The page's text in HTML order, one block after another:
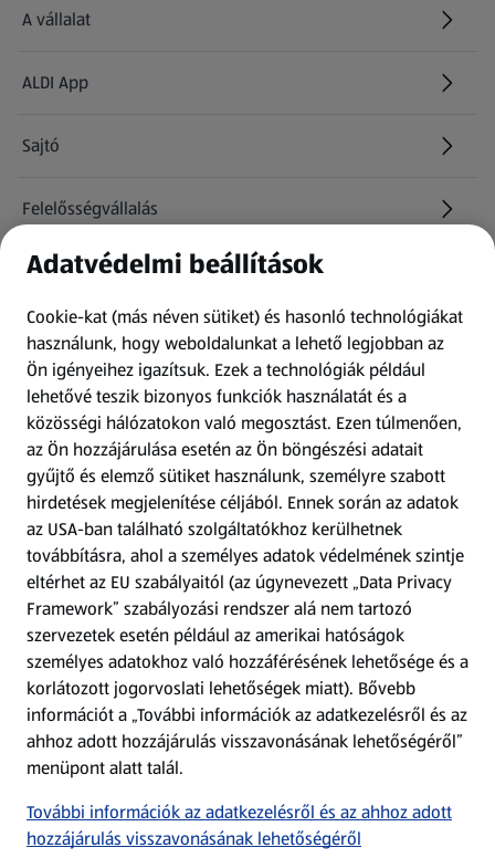
A vállalat
ALDI App
Sajtó
Felelősségvállalás
Információk
Kérdőív
Fizetési lehetőségek
ALDI utalványok
Árcsökkentés
Adattörlő alkalmazás
Szervizpont
(új oldalon nyílik meg)
Fedezz fel minket az interneten!
Töltsd le az ALDI Magyarország applikációt!
Adatvédelmi beállítások
Cookie-kat (más néven sütiket) és hasonló technológiákat
használunk, hogy weboldalunkat a lehető legjobban az
Ön igényeihez igazítsuk. Ezek a technológiák például
lehetővé teszik bizonyos funkciók használatát és a
közösségi hálózatokon való megosztást. Ezen túlmenően,
az Ön hozzájárulása esetén az Ön böngészési adatait
gyűjtő és elemző sütiket használunk, személyre szabott
hirdetések megjelenítése céljából. Ennek során az adatok
az USA-ban található szolgáltatókhoz kerülhetnek
továbbításra, ahol a személyes adatok védelmének szintje
eltérhet az EU szabályaitól (az úgynevezett „Data Privacy
Framework” szabályozási rendszer alá nem tartozó
szervezetek esetén például az amerikai hatóságok
személyes adatokhoz való hozzáférésének lehetősége és a
korlátozott jogorvoslati lehetőségek miatt). Bővebb
információt a „További információk az adatkezelésről és az
ahhoz adott hozzájárulás visszavonásának lehetőségéről”
menüpont alatt talál.
További információk az adatkezelésről és az ahhoz adott
hozzájárulás visszavonásának lehetőségéről